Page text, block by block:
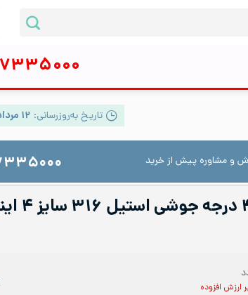
تاریخ به‌روزرسانی: ۱۲ مرداد ۱۴۰۵ | ۱۶:۳۷
و مشاوره پیش از خرید ۰۲۱
زانو ۴۵
ارزش افزوده